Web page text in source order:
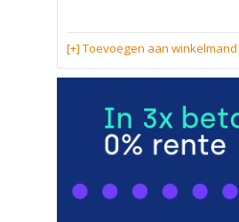
[+] Toevoegen aan winkelmand